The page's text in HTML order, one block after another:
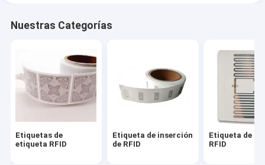
Rastreador GPS contra robo
Transmisor de Ibeacon
Nuestras Categorías
Etiquetas de
etiqueta RFID
Etiqueta de inserción
de RFID
Etiqueta de
RFID